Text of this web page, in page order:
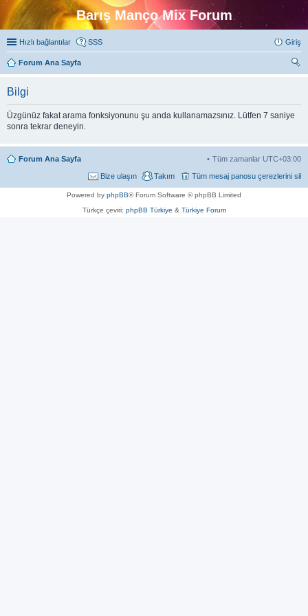
Barış Manço Mix Forum
Hızlı bağlantılar SSS Giriş
Forum Ana Sayfa
Bilgi
Üzgünüz fakat arama fonksiyonunu şu anda kullanamazsınız. Lütfen 7 saniye
sonra tekrar deneyin.
Forum Ana Sayfa Tüm zamanlar UTC+03:00
Tüm mesaj panosu çerezlerini sil
Takım
Bize ulaşın
Powered by phpBB® Forum Software © phpBB Limited
Türkçe çeviri: phpBB Türkiye & Türkiye Forum